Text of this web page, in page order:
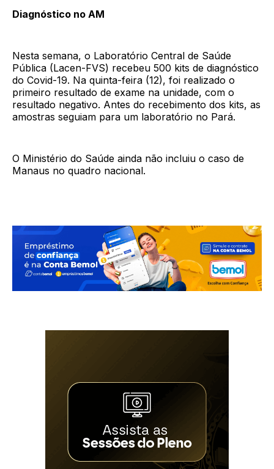
Diagnóstico no AM
Nesta semana, o Laboratório Central de Saúde
Pública (Lacen-FVS) recebeu 500 kits de diagnóstico
do Covid-19. Na quinta-feira (12), foi realizado o
primeiro resultado de exame na unidade, com o
resultado negativo. Antes do recebimento dos kits, as
amostras seguiam para um laboratório no Pará.
O Ministério do Saúde ainda não incluiu o caso de
Manaus no quadro nacional.